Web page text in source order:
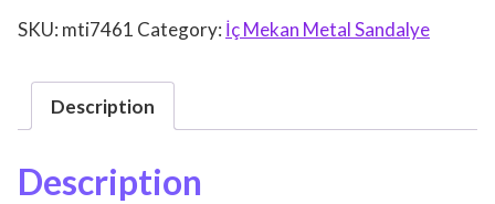
SKU: mti7461 Category: İç Mekan Metal Sandalye
Description
Description